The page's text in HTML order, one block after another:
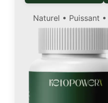
Naturel • Puissant